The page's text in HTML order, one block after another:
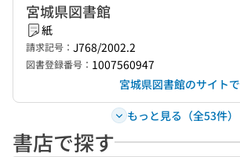
宮城県図書館
紙
請求記号： J768/2002.2
図書登録番号： 1007560947
宮城県図書館のサイト
もっと見る（全53件）
書店で探す